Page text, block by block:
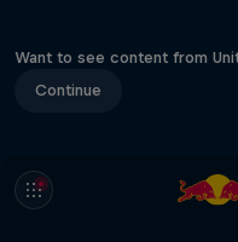
Want to see content from
Continue